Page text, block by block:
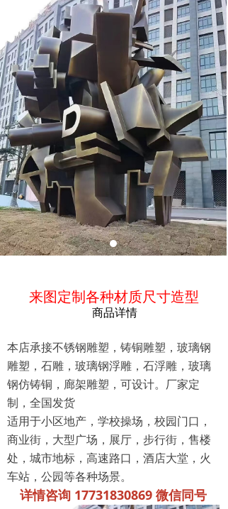
商品简介
商品详情
本店承接不锈钢雕塑，铸铜雕塑，玻璃钢
雕塑，石雕，玻璃钢浮雕，石浮雕，玻璃
钢仿铸铜，廊架雕塑，可设计。厂家定
制，全国发货
适用于小区地产，学校操场，校园门口，
商业街，大型广场，展厅，步行街，售楼
处，城市地标，高速路口，酒店大堂，火
车站，公园等各种场景。
详情咨询 17731830869 微信同号
ꁵ
来图定制各种材质尺寸造型